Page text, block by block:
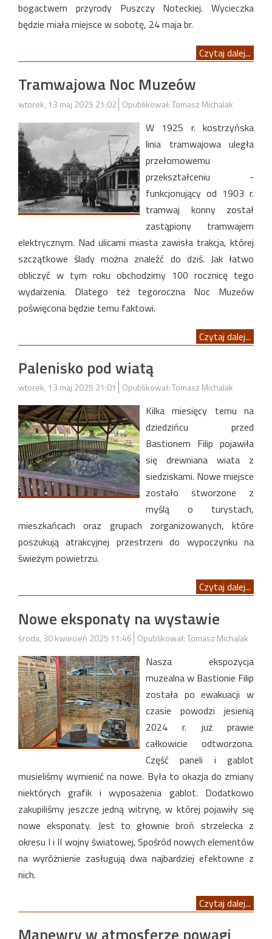
bogactwem przyrody Puszczy Noteckiej. Wycieczka
będzie miała miejsce w sobotę, 24 maja br.
Czytaj dalej...
Tramwajowa Noc Muzeów
wtorek, 13 maj 2025 21:02 Opublikował: Tomasz Michalak
W 1925 r. kostrzyńska
linia tramwajowa uległa
przełomowemu
przekształceniu -
funkcjonujący od 1903 r.
tramwaj konny został
zastąpiony tramwajem
elektrycznym. Nad ulicami miasta zawisła trakcja, której
szczątkowe ślady można znaleźć do dziś. Jak łatwo
obliczyć w tym roku obchodzimy 100 rocznicę tego
wydarzenia. Dlatego też tegoroczna Noc Muzeów
poświęcona będzie temu faktowi.
Czytaj dalej...
Palenisko pod wiatą
wtorek, 13 maj 2025 21:01 Opublikował: Tomasz Michalak
Kilka miesięcy temu na
dziedzińcu przed
Bastionem Filip pojawiła
się drewniana wiata z
siedziskami. Nowe miejsce
zostało stworzone z
myślą o turystach,
mieszkańcach oraz grupach zorganizowanych, które
poszukują atrakcyjnej przestrzeni do wypoczynku na
świeżym powietrzu.
Czytaj dalej...
Nowe eksponaty na wystawie
środa, 30 kwiecień 2025 11:46 Opublikował: Tomasz Michalak
Nasza ekspozycja
muzealna w Bastionie Filip
została po ewakuacji w
czasie powodzi jesienią
2024 r. już prawie
całkowicie odtworzona.
Część paneli i gablot
musieliśmy wymienić na nowe. Była to okazja do zmiany
niektórych grafik i wyposażenia gablot. Dodatkowo
zakupiliśmy jeszcze jedną witrynę, w której pojawiły się
nowe eksponaty. Jest to głownie broń strzelecka z
okresu I i II wojny światowej. Spośród nowych elementów
na wyróżnienie zasługują dwa najbardziej efektowne z
nich.
Czytaj dalej...